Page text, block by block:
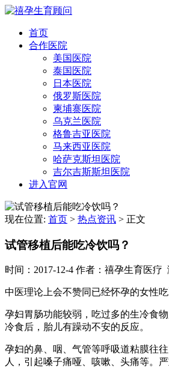
首页
合作医院
美国医院
泰国医院
日本医院
俄罗斯医院
柬埔寨医院
乌克兰医院
格鲁吉亚医院
马来西亚医院
哈萨克斯坦医院
吉尔吉斯斯坦医院
进入官网
现在位置: 首页 > 热点资讯 > 正文
试管移植后能吃冷饮吗？
时间：2017-12-4 作者：禧孕生育医疗
中医理论上会不赞同已经怀孕的女性
孕妇胃肠功能较弱，吃过多的生冷食
冷食后，胎儿有躁动不安的反应。
孕妇的鼻、咽、气管等呼吸道粘膜往
人，引起嗓子痛哑、咳嗽、头痛等。